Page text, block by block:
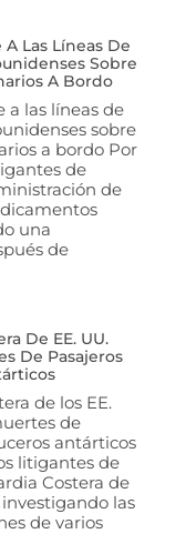
Las Líneas De
Sobre
A Bordo
a las líneas de
sobre
a bordo Por
de
de
una
de
De EE. UU.
De Pasajeros
de los EE.
de
antárticos
litigantes de
Costera de
investigando las
de varios